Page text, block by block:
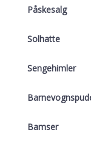
Påskesalg
Solhatte
Sengehimler
Bamser